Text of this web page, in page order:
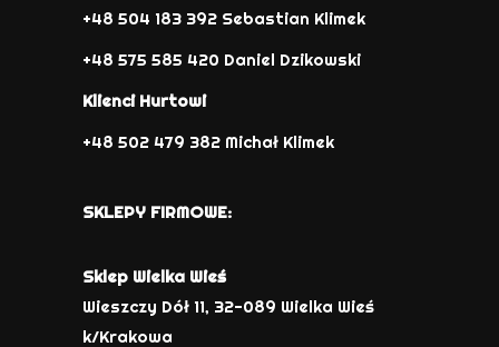
+48 504 183 392 Sebastian Klimek
+48 575 585 420 Daniel Dzikowski
Klienci Hurtowi
+48 502 479 382 Michał Klimek
SKLEPY FIRMOWE:
Sklep Wielka Wieś
Wieszczy Dół 11, 32-089 Wielka Wieś
k/Krakowa